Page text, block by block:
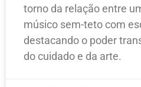
torno da relação entre
músico sem-teto com
destacando o poder
do cuidado e da arte.